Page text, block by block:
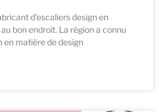
d’escaliers design en
bon endroit. La région a connu
en matière de design